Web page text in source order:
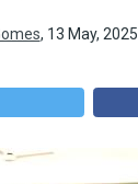
, 13 May, 2025